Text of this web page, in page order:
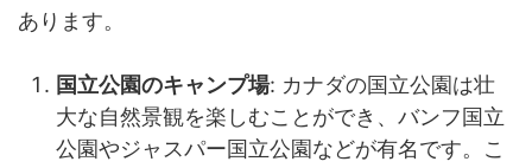
あります。
国立公園のキャンプ場: カナダの国立公園は壮
大な自然景観を楽しむことができ、バンフ国立
公園やジャスパー国立公園などが有名です。こ